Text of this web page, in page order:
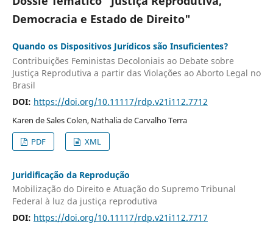
Democracia e Estado de Direito"
Quando os Dispositivos Jurídicos são Insuficientes?
Contribuições Feministas Decoloniais ao Debate sobre
Justiça Reprodutiva a partir das Violações ao Aborto Legal no
Brasil
DOI: https://doi.org/10.11117/rdp.v21i112.7712
Karen de Sales Colen, Nathalia de Carvalho Terra
PDF
XML
Juridificação da Reprodução
Mobilização do Direito e Atuação do Supremo Tribunal
Federal à luz da justiça reprodutiva
DOI: https://doi.org/10.11117/rdp.v21i112.7717